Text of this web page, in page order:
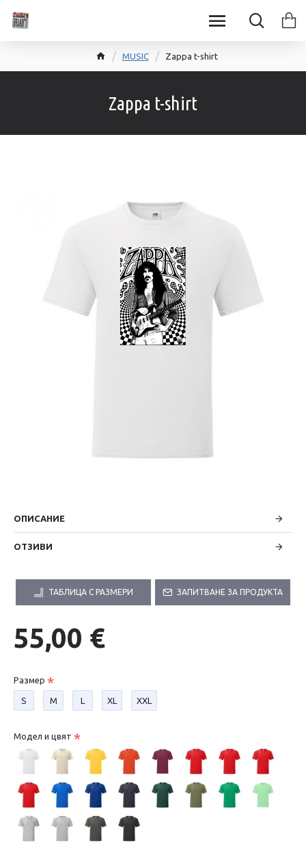
MUSIC Zappa t-shirt
Zappa t-shirt
ОПИСАНИЕ
ОТЗИВИ
ТАБЛИЦА С РАЗМЕРИ ЗАПИТВАНЕ ЗА ПРОДУКТА
55,00 €
Размер
S М L XL XXL
Модел и цвят